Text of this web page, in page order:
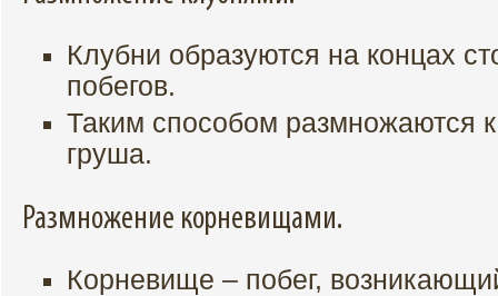
Клубни образуются на концах
побегов.
Таким способом размножаются
груша.
Размножение корневищами.
Корневище – побег,